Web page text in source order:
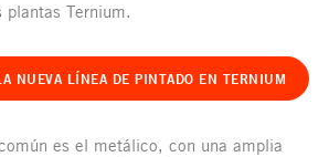
plantas Ternium.
NUEVA LÍNEA DE PINTADO EN TERNIUM
es el metálico, con una amplia